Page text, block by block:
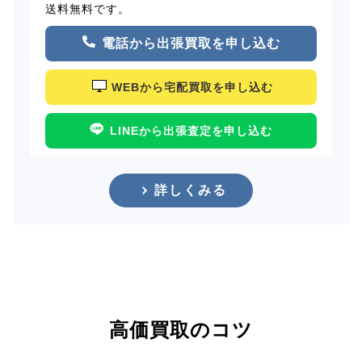
送料無料です。
電話から出張買取を申し込む
WEBから宅配買取を申し込む
LINEから出張査定を申し込む
詳しくみる
高価買取のコツ